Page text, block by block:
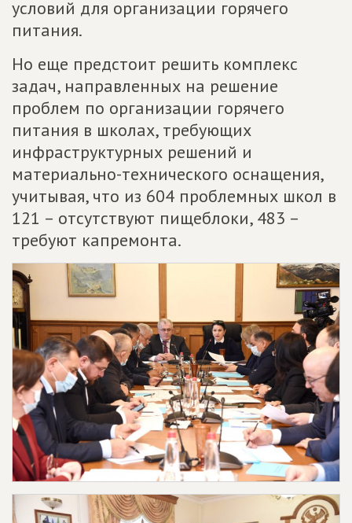
условий для организации горячего
питания.
Но еще предстоит решить комплекс
задач, направленных на решение
проблем по организации горячего
питания в школах, требующих
инфраструктурных решений и
материально-технического оснащения,
учитывая, что из 604 проблемных школ в
121 – отсутствуют пищеблоки, 483 –
требуют капремонта.